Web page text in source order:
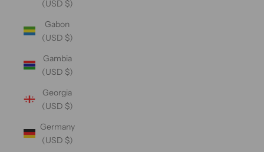
(USD $)
Gabon
(USD $)
Gambia
(USD $)
Georgia
(USD $)
Germany
(USD $)